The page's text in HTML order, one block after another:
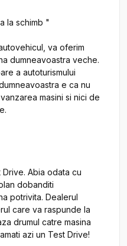
la schimb "
va oferim
dumneavoastra veche.
a autoturismului
e ca nu
masini si nici de
Abia odata cu
dobanditi
potrivita. Dealerul
care va raspunde la
drumul catre masina